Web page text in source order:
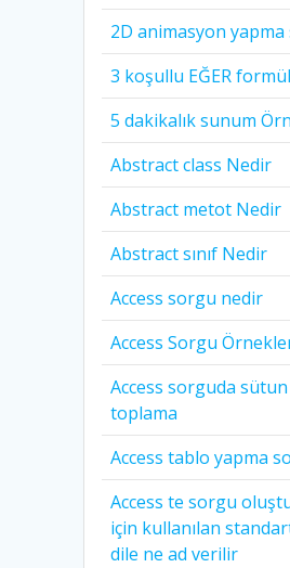
2D animasyon yapma
3 koşullu EĞER
5 dakikalık sunum
Abstract class Nedir
Abstract metot Nedir
Abstract sınıf Nedir
Access sorgu nedir
Access Sorgu
Access sorguda sütun
toplama
Access tablo yapma
Access te sorgu
için kullanılan
dile ne ad verilir